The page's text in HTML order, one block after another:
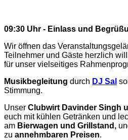
09:30 Uhr - Einlass und
Wir öffnen das
Teilnehmer und Gäste herzlich
für unser vielseitiges
Musikbegleitung durch DJ Sal
Stimmung.
Unser Clubwirt Davinder Singh
euch mit kühlen Getränken und
am Bierwagen und Grillstand,
zu annehmbaren Preisen.